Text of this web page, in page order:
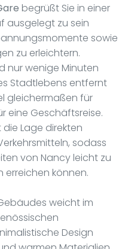
begrüßt Sie in einer
ausgelegt zu sein
sowie
zu erleichtern.
nur wenige Minuten
Stadtlebens entfernt
gleichermaßen für
eine Geschäftsreise.
die Lage direkten
sodass
von Nancy leicht zu
erreichen können.
weicht im
Design